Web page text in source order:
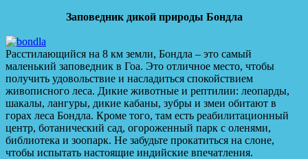
Заповедник дикой природы Бондла
Расстилающийся на 8 км земли, Бондла – это самый
маленький заповедник в Гоа. Это отличное место, чтобы
получить удовольствие и насладиться спокойствием
живописного леса. Дикие животные и рептилии: леопарды,
шакалы, лангуры, дикие кабаны, зубры и змеи обитают в
горах леса Бондла. Кроме того, там есть реабилитационный
центр, ботанический сад, огороженный парк с оленями,
библиотека и зоопарк. Не забудьте прокатиться на слоне,
чтобы испытать настоящие индийские впечатления.